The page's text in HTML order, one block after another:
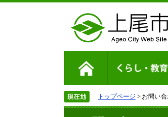
トップページ > お問い